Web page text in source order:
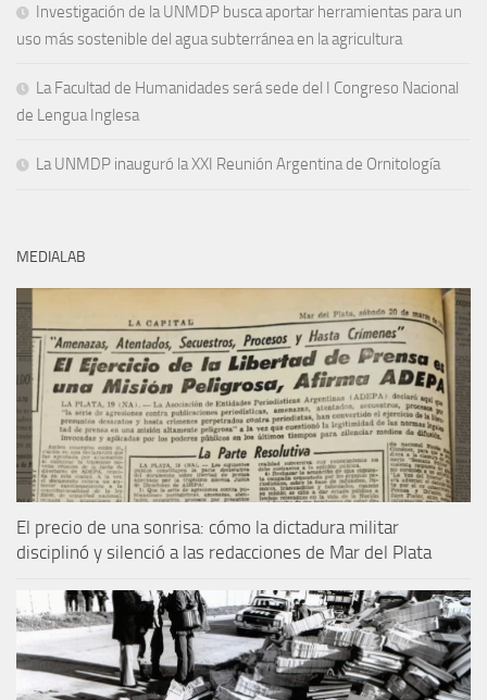
Investigación de la UNMDP busca aportar herramientas para un
uso más sostenible del agua subterránea en la agricultura
La Facultad de Humanidades será sede del I Congreso Nacional
de Lengua Inglesa
La UNMDP inauguró la XXI Reunión Argentina de Ornitología
MEDIALAB
El precio de una sonrisa: cómo la dictadura militar
disciplinó y silenció a las redacciones de Mar del Plata